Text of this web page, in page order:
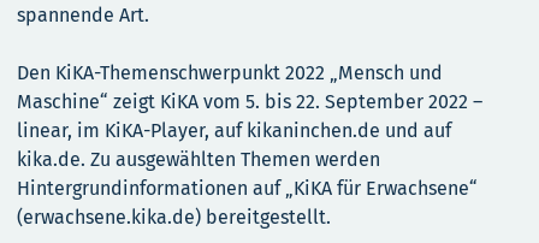
spannende Art.
Den KiKA-Themenschwerpunkt 2022 „Mensch und
Maschine“ zeigt KiKA vom 5. bis 22. September 2022 –
linear, im KiKA-Player, auf kikaninchen.de und auf
kika.de. Zu ausgewählten Themen werden
Hintergrundinformationen auf „KiKA für Erwachsene“
(erwachsene.kika.de) bereitgestellt.